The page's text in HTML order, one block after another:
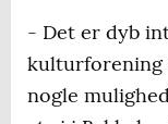
- Det er dyb
kulturforening
nogle